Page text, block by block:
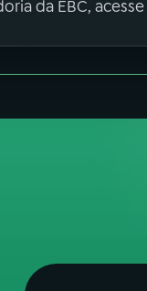
da EBC,